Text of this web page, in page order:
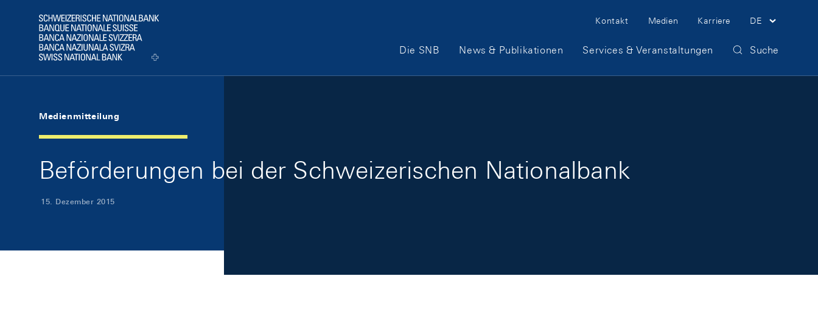
Logo
Meta Navigation
Kontakt Medien Karriere DE
Hauptnavigation
Die SNB News & Publikationen Services & Veranstaltungen Suche
Medienmitteilung
Beförderungen bei der Schweizerischen Nationalbank
15. Dezember 2015